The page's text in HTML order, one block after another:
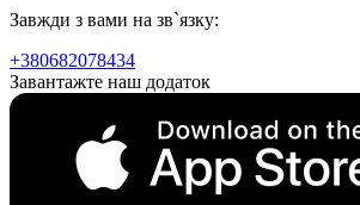
Завжди з вами на зв`язку:
+380682078434
Завантажте наш додаток